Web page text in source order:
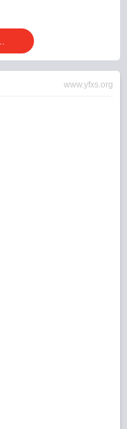
www.yfxs.org